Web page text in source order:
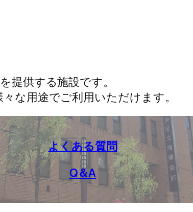
提供する施設です。
な用途でご利用いただけます。
よくある質問
Q＆A